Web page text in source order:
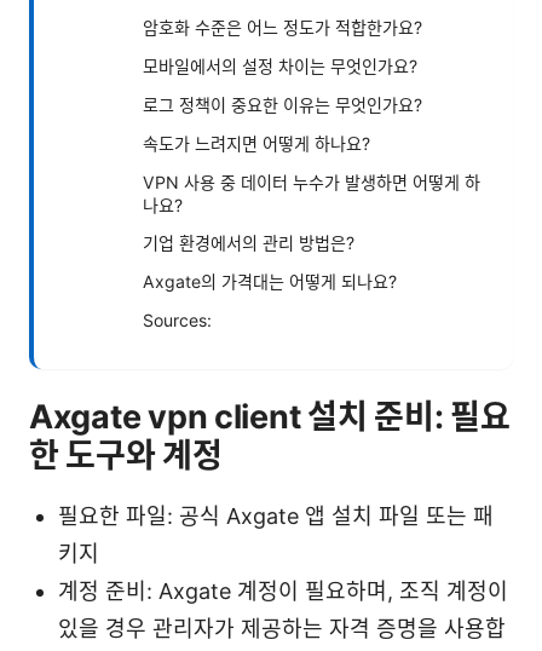
암호화 수준은 어느 정도가 적합한가요?
모바일에서의 설정 차이는 무엇인가요?
로그 정책이 중요한 이유는 무엇인가요?
속도가 느려지면 어떻게 하나요?
VPN 사용 중 데이터 누수가 발생하면 어떻게 하
나요?
기업 환경에서의 관리 방법은?
Axgate의 가격대는 어떻게 되나요?
Sources:
Axgate vpn client 설치 준비: 필요
한 도구와 계정
필요한 파일: 공식 Axgate 앱 설치 파일 또는 패
키지
계정 준비: Axgate 계정이 필요하며, 조직 계정이
있을 경우 관리자가 제공하는 자격 증명을 사용합